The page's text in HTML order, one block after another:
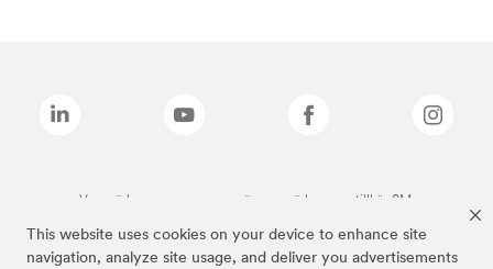
This website uses cookies on your device to enhance site
navigation, analyze site usage, and deliver you advertisements
Varumärken som anges ovan är varumärken som tillhör 3M.